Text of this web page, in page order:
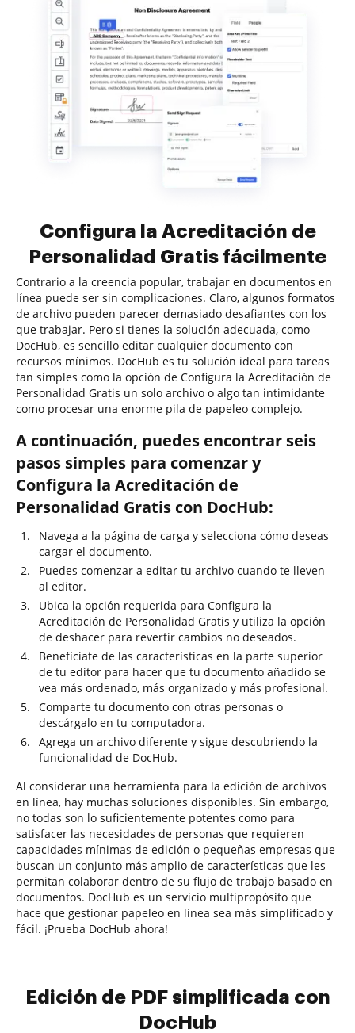
Configura la Acreditación de
Personalidad Gratis fácilmente
Contrario a la creencia popular, trabajar en documentos en
línea puede ser sin complicaciones. Claro, algunos formatos
de archivo pueden parecer demasiado desafiantes con los
que trabajar. Pero si tienes la solución adecuada, como
DocHub, es sencillo editar cualquier documento con
recursos mínimos. DocHub es tu solución ideal para tareas
tan simples como la opción de Configura la Acreditación de
Personalidad Gratis un solo archivo o algo tan intimidante
como procesar una enorme pila de papeleo complejo.
A continuación, puedes encontrar seis
pasos simples para comenzar y
Configura la Acreditación de
Personalidad Gratis con DocHub:
Navega a la página de carga y selecciona cómo deseas
cargar el documento.
Puedes comenzar a editar tu archivo cuando te lleven
al editor.
Ubica la opción requerida para Configura la
Acreditación de Personalidad Gratis y utiliza la opción
de deshacer para revertir cambios no deseados.
Benefíciate de las características en la parte superior
de tu editor para hacer que tu documento añadido se
vea más ordenado, más organizado y más profesional.
Comparte tu documento con otras personas o
descárgalo en tu computadora.
Agrega un archivo diferente y sigue descubriendo la
funcionalidad de DocHub.
Al considerar una herramienta para la edición de archivos
en línea, hay muchas soluciones disponibles. Sin embargo,
no todas son lo suficientemente potentes como para
satisfacer las necesidades de personas que requieren
capacidades mínimas de edición o pequeñas empresas que
buscan un conjunto más amplio de características que les
permitan colaborar dentro de su flujo de trabajo basado en
documentos. DocHub es un servicio multipropósito que
hace que gestionar papeleo en línea sea más simplificado y
fácil. ¡Prueba DocHub ahora!
Edición de PDF simplificada con
DocHub